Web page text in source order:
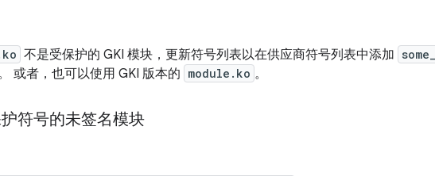
不是受保护的 GKI 模块，更新符号列表以在供应商符号列表中添加
或者，也可以使用 GKI 版本的 module.ko 。
符号的未签名模块